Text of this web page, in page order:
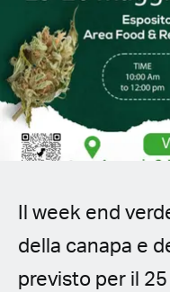
Spanish (Latin
German
French
Czech
Polish
Il week end
della canapa e
previsto per il